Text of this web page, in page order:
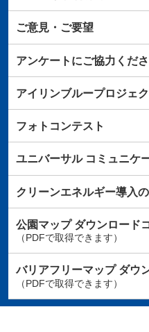
ご意見・ご要望
アンケートにご協力くだ
アイリンブループロジェ
フォトコンテスト
ユニバーサルコミュニケ
クリーンエネルギー導入
公園マップダウンロード
（PDFで取得できます）
バリアフリーマップダウ
（PDFで取得できます）